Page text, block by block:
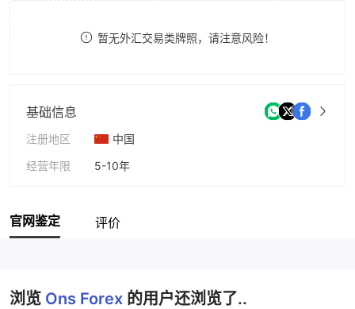
暂无外汇交易类牌照，请注意风险！
基础信息
注册地区
中国
经营年限
5-10年
官网鉴定 评价
浏览 Ons Forex 的用户还浏览了..